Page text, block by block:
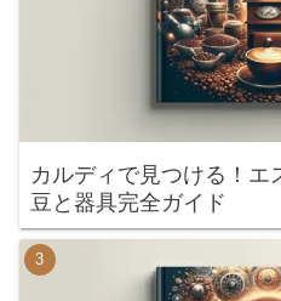
カルディで見つける！エ
豆と器具完全ガイド